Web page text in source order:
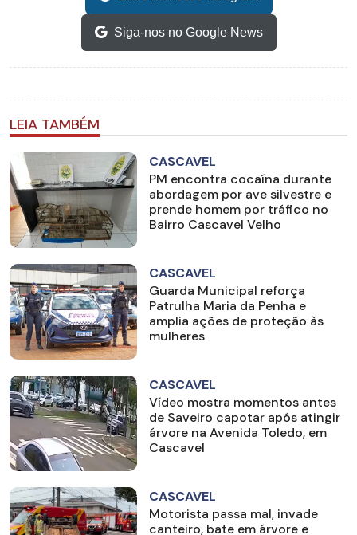
Siga-nos no Google News
LEIA TAMBÉM
CASCAVEL
PM encontra cocaína durante
abordagem por ave silvestre e
prende homem por tráfico no
Bairro Cascavel Velho
CASCAVEL
Guarda Municipal reforça
Patrulha Maria da Penha e
amplia ações de proteção às
mulheres
CASCAVEL
Vídeo mostra momentos antes
de Saveiro capotar após atingir
árvore na Avenida Toledo, em
Cascavel
CASCAVEL
Motorista passa mal, invade
canteiro, bate em árvore e